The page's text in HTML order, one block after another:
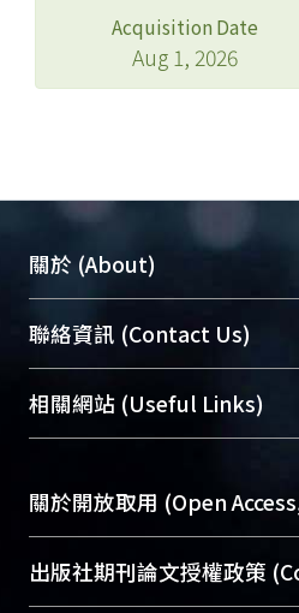
Acquisition Date
Aug 1, 2026
關於 (About)
臺大位居世界頂尖大學之列
展現本校豐碩的研究成果及
機構典藏（NTUR）與學術
台，成為臺大學術典藏NTU
成果。
To permanently archive
profiles and scholarly
services of “NTU
聯絡資訊 (Contact Us)
總館學科館員(Main Library)
醫學圖書館學科館員
Sciences Library)
相關網站 (Useful Links)
關於開放取用 (Open
開放取用是從使用者角度
動，應用在學術研究上是透
出版社期刊論文授權政策